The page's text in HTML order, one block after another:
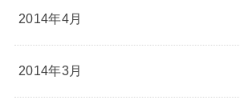
2014年4月
2014年3月